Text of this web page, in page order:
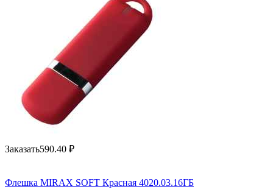
Заказать590.40 ₽
Флешка MIRAX SOFT Красная 4020.03.16ГБ